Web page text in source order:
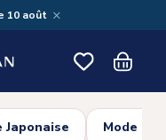
10 août ×
Japonaise Mode